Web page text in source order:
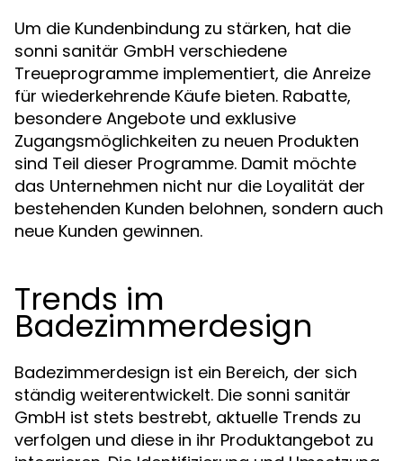
Um die Kundenbindung zu stärken, hat die
sonni sanitär GmbH verschiedene
Treueprogramme implementiert, die Anreize
für wiederkehrende Käufe bieten. Rabatte,
besondere Angebote und exklusive
Zugangsmöglichkeiten zu neuen Produkten
sind Teil dieser Programme. Damit möchte
das Unternehmen nicht nur die Loyalität der
bestehenden Kunden belohnen, sondern auch
neue Kunden gewinnen.
Trends im
Badezimmerdesign
Badezimmerdesign ist ein Bereich, der sich
ständig weiterentwickelt. Die sonni sanitär
GmbH ist stets bestrebt, aktuelle Trends zu
verfolgen und diese in ihr Produktangebot zu